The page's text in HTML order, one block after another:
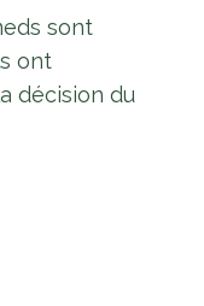
2023
sont
ont
décision du